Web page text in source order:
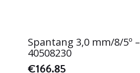
Spantang 3,0 mm/8/5º –
40508230
€166.85